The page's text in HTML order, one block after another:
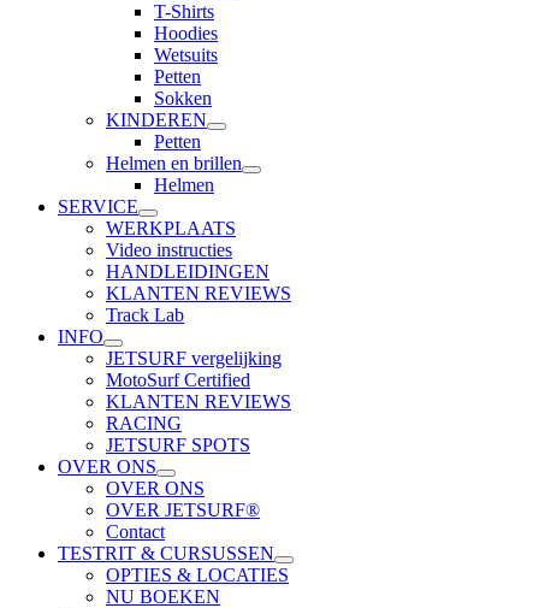
T-Shirts
Hoodies
Wetsuits
Petten
Sokken
KINDEREN
Petten
Helmen en brillen
Helmen
SERVICE
WERKPLAATS
Video instructies
HANDLEIDINGEN
KLANTEN REVIEWS
Track Lab
INFO
JETSURF vergelijking
MotoSurf Certified
KLANTEN REVIEWS
RACING
JETSURF SPOTS
OVER ONS
OVER ONS
OVER JETSURF®
Contact
TESTRIT & CURSUSSEN
OPTIES & LOCATIES
NU BOEKEN